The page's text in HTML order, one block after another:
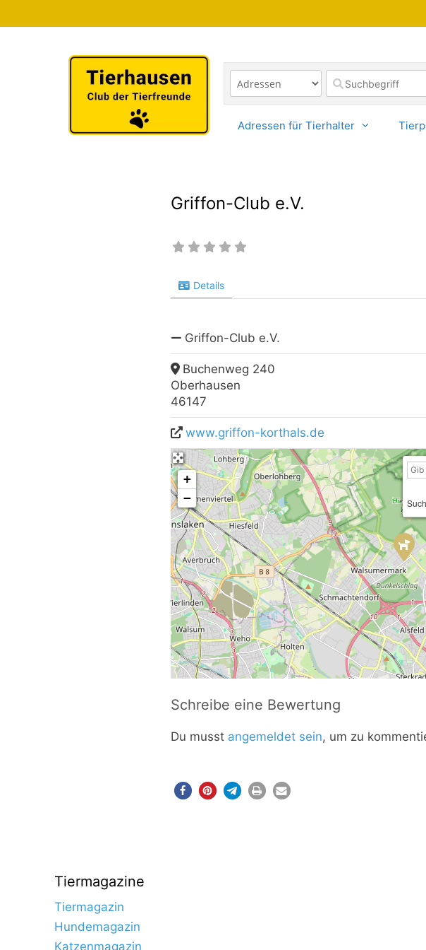
Inhalt
Adressen für Tierhalter
Griffon-Club e.V.
Details
Griffon-Club e.V.
Buchenweg 240
Oberhausen
46147
www.griffon-korthals.de
+
−
Schreibe eine Bewertung
Du musst angemeldet sein, um zu
Tiermagazine
Tiermagazin
Hundemagazin
Katzenmagazin